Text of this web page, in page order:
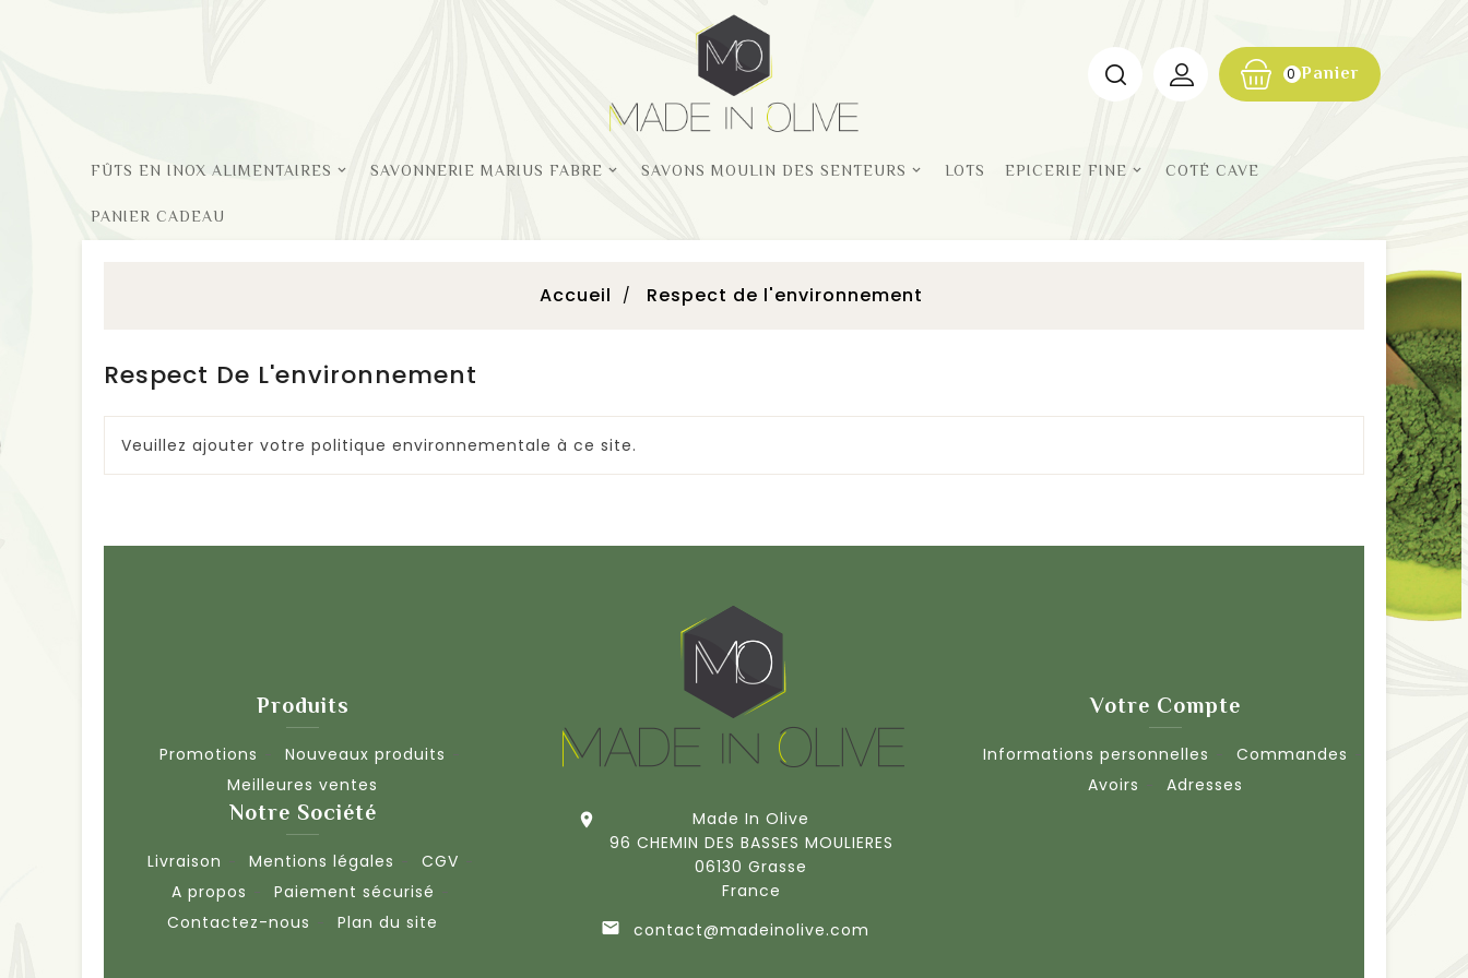
Panier
0
FÛTS EN INOX ALIMENTAIRES SAVONNERIE MARIUS FABRE SAVONS MOULIN DES SENTEURS LOTS EPICERIE FINE COTÉ CAVE
PANIER CADEAU
Accueil Respect de l'environnement
Respect De L'environnement
Veuillez ajouter votre politique environnementale à ce site.

Made In Olive
96 CHEMIN DES BASSES MOULIERES
06130 Grasse
France
 contact@madeinolive.com
Produits
Promotions
Nouveaux produits
Meilleures ventes
Notre Société
Livraison Mentions légales
CGV
A propos
Paiement sécurisé
Contactez-nous
Plan du site
Votre Compte
Informations personnelles
Commandes
Avoirs
Adresses